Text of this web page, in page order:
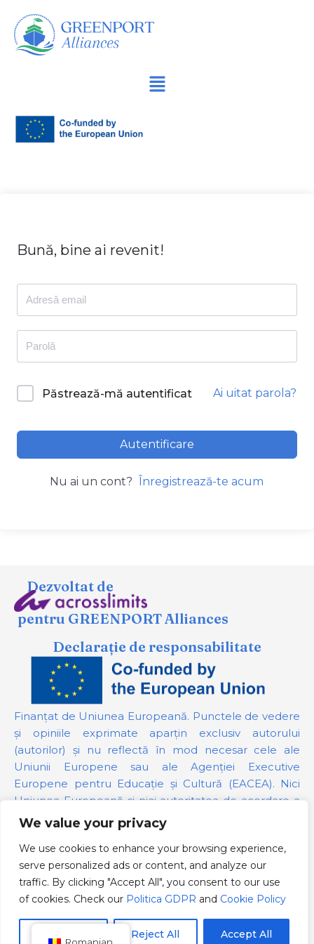
We value your privacy
We use cookies to enhance your browsing experience,
serve personalized ads or content, and analyze our
traffic. By clicking "Accept All", you consent to our use
of cookies. Check our Politica GDPR and Cookie Policy
Reject All Accept All
Sari
la
Bună, bine ai revenit!
Păstrează-mă autentificat Ai uitat parola?
Autentificare
Nu ai un cont? Înregistrează-te acum
Dezvoltat de
pentru GREENPORT Alliances
Declarație de responsabilitate
Finanțat de Uniunea Europeană. Punctele de vedere
și opiniile exprimate aparțin exclusiv autorului
(autorilor) și nu reflectă în mod necesar cele ale
Uniunii Europene sau ale Agenției Executive
Europene pentru Educație și Cultură (EACEA). Nici
Uniunea Europeană și nici autoritatea de acordare a
finanțării nu pot fi trase la răspundere pentru acestea.
Numărul proiectului:101139879
Politica GDPR
Cookie Policy